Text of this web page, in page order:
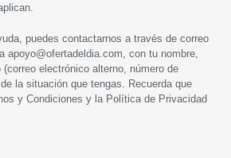
puedes contactarnos a través de correo
apoyo@ofertadeldia.com , con tu nombre,
electrónico alterno, número de
la situación que tengas. Recuerda que
y Condiciones y la Política de Privacidad